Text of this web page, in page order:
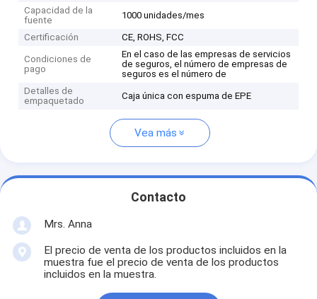
Capacidad de la
fuente
1000 unidades/mes
Certificación CE, ROHS, FCC
Condiciones de
pago
En el caso de las empresas de servicios
de seguros, el número de empresas de
seguros es el número de
Detalles de
empaquetado
Caja única con espuma de EPE
Vea más
Contacto
Mrs. Anna
El precio de venta de los productos incluidos en la
muestra fue el precio de venta de los productos
incluidos en la muestra.